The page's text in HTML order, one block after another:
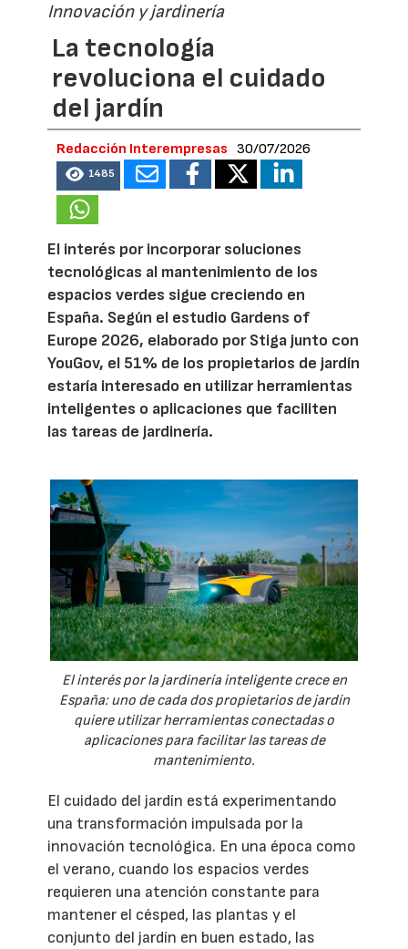
Innovación y jardinería
La tecnología
revoluciona el cuidado
del jardín
Redacción Interempresas 30/07/2026
1485
El interés por incorporar soluciones
tecnológicas al mantenimiento de los
espacios verdes sigue creciendo en
España. Según el estudio Gardens of
Europe 2026, elaborado por Stiga junto con
YouGov, el 51% de los propietarios de jardín
estaría interesado en utilizar herramientas
inteligentes o aplicaciones que faciliten
las tareas de jardinería.
El interés por la jardinería inteligente crece en
España: uno de cada dos propietarios de jardín
quiere utilizar herramientas conectadas o
aplicaciones para facilitar las tareas de
mantenimiento.
El cuidado del jardín está experimentando
una transformación impulsada por la
innovación tecnológica. En una época como
el verano, cuando los espacios verdes
requieren una atención constante para
mantener el césped, las plantas y el
conjunto del jardín en buen estado, las